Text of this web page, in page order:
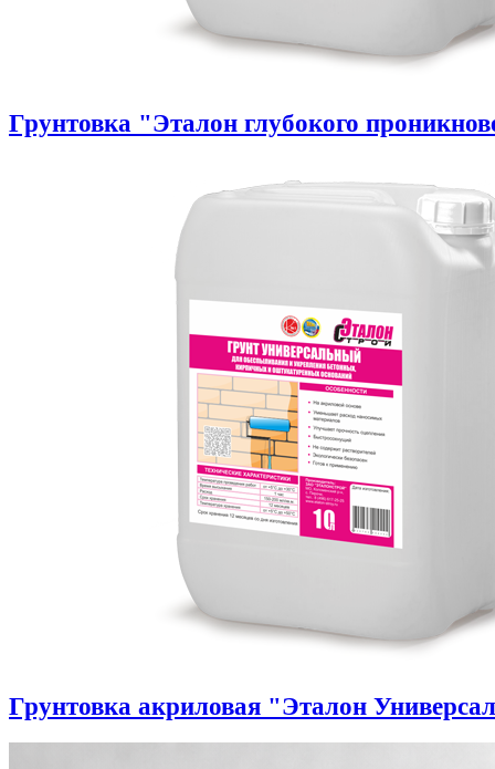
Грунтовка "Эталон глубокого
Грунтовка акриловая "Эталон